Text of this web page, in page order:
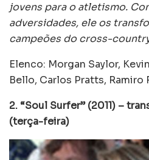
jovens para o atletismo.
adversidades, ele os
campeões do cross-
Elenco: Morgan Saylor,
Bello, Carlos Pratts, Ramiro
2. “Soul Surfer” (2011) –
(terça-feira)